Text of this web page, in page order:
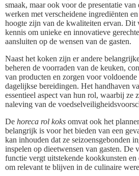
smaak, maar ook voor de presentatie
werken met verscheidene ingrediënten
hoogte zijn van de kwaliteiten ervan. Dit
kennis om unieke en innovatieve
aansluiten op de wensen van de gasten.
Naast het koken zijn er andere
beheren de voorraden van de keuken,
van producten en zorgen voor
dagelijkse bereidingen. Het handhaven
essentieel aspect van hun rol, waarbij ze
naleving van de
De horeca rol koks omvat ook het
belangrijk is voor het bieden van een
kan inhouden dat ze seizoensgebonden
inspelen op dieetwensen van gasten. De
functie vergt uitstekende kookkunsten
om relevant te blijven in de culinaire